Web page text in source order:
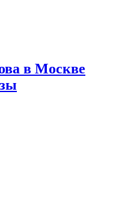
в Москве